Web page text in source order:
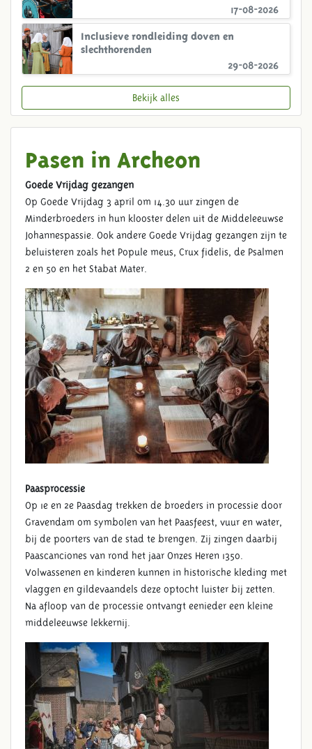
Pasen in Archeon
Goede Vrijdag gezangen
Op Goede Vrijdag 3 april om 14.30 uur zingen de
Minderbroeders in hun klooster delen uit de Middeleeuwse
Johannespassie. Ook andere Goede Vrijdag gezangen zijn te
beluisteren zoals het Popule meus, Crux fidelis, de Psalmen
2 en 50 en het Stabat Mater.
Paasprocessie
Op 1e en 2e Paasdag trekken de broeders in processie door
Gravendam om symbolen van het Paasfeest, vuur en water,
bij de poorters van de stad te brengen. Zij zingen daarbij
Paascanciones van rond het jaar Onzes Heren 1350.
Volwassenen en kinderen kunnen in historische kleding met
vlaggen en gildevaandels deze optocht luister bij zetten.
Na afloop van de processie ontvangt eenieder een kleine
middeleeuwse lekkernij.
17-08-2026
29-08-2026
Inclusieve rondleiding doven en
slechthorenden
Bekijk alles